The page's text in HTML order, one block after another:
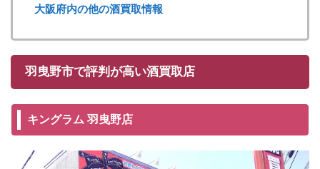
大阪府内の他の酒買取情報
羽曳野市で評判が高い酒買取店
キングラム 羽曳野店